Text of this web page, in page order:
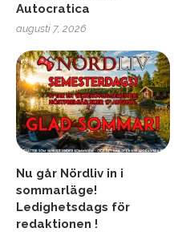
Autocratica
augusti 7, 2026
Nu går Nördliv in i
sommarläge!
Ledighetsdags för
redaktionen !